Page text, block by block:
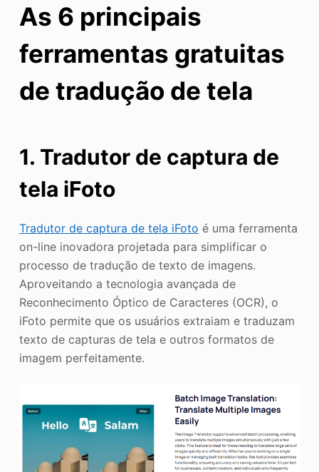
As 6 principais
ferramentas gratuitas
de tradução de tela
1. Tradutor de captura de
tela iFoto
Tradutor de captura de tela iFoto é uma ferramenta
on-line inovadora projetada para simplificar o
processo de tradução de texto de imagens.
Aproveitando a tecnologia avançada de
Reconhecimento Óptico de Caracteres (OCR), o
iFoto permite que os usuários extraiam e traduzam
texto de capturas de tela e outros formatos de
imagem perfeitamente.